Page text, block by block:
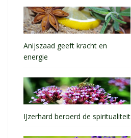
Anijszaad geeft kracht en
energie
IJzerhard beroerd de spiritualiteit